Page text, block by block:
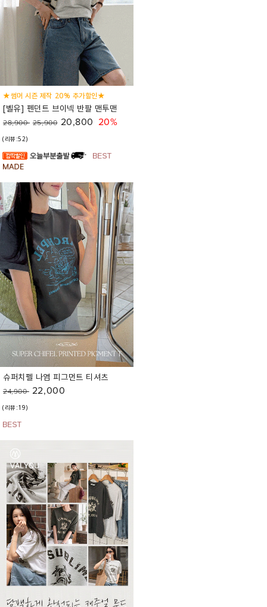
★썸머 시즌 제작 20% 추가할인★
[벨유] 펜던트 브이넥 반팔 맨투맨
28,900 25,900 20,800 20%
(리뷰:52)
슈퍼치펠 나염 피그먼트 티셔츠
24,900 22,000
(리뷰:19)